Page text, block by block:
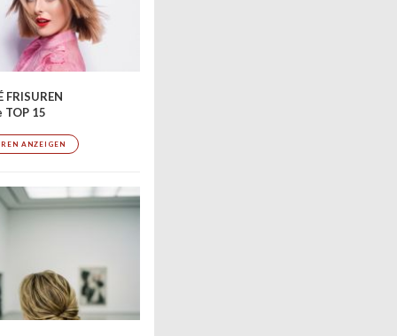
FRISUREN
TOP 15
ANZEIGEN